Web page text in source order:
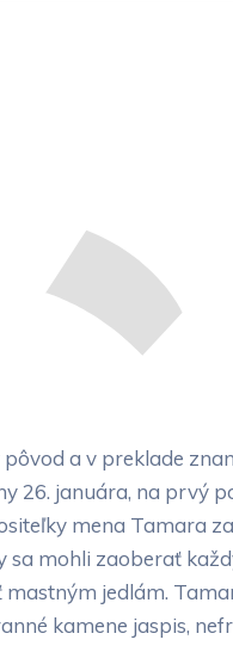
a v preklade
26. januára, na prvý
mena Tamara
sa mohli zaoberať
jedlám.
kamene jaspis,